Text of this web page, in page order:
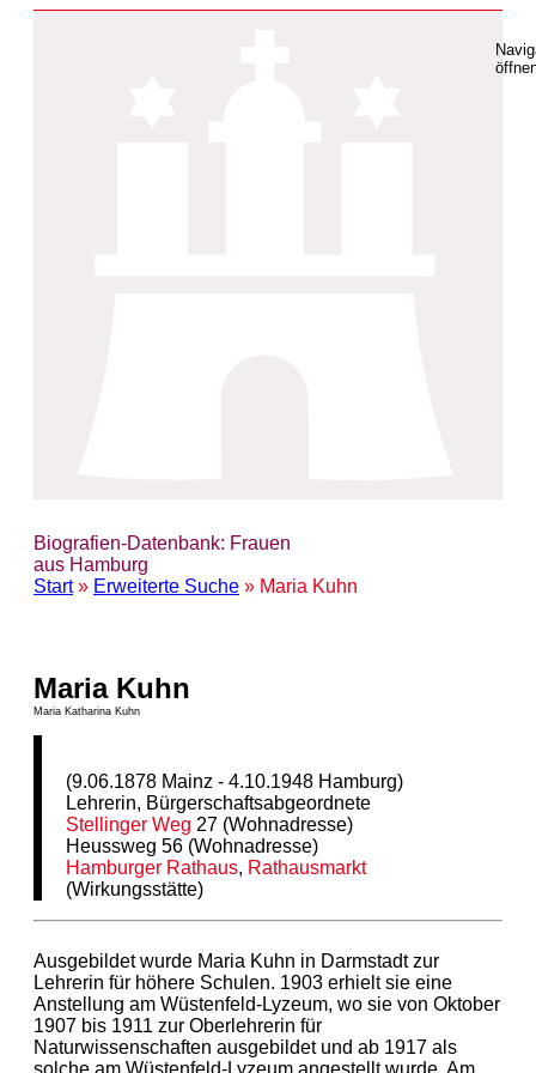
Biografien-Datenbank: Frauen
aus Hamburg
Start» Erweiterte Suche » Maria Kuhn
Maria Kuhn
Maria Katharina Kuhn
(9.06.1878 Mainz - 4.10.1948 Hamburg)
Lehrerin, Bürgerschaftsabgeordnete
Stellinger Weg 27 (Wohnadresse)
Heussweg 56 (Wohnadresse)
Hamburger Rathaus, Rathausmarkt
(Wirkungsstätte)
Ausgebildet wurde Maria Kuhn in Darmstadt zur
Lehrerin für höhere Schulen. 1903 erhielt sie eine
Anstellung am Wüstenfeld-Lyzeum, wo sie von Oktober
1907 bis 1911 zur Oberlehrerin für
Naturwissenschaften ausgebildet und ab 1917 als
solche am Wüstenfeld-Lyzeum angestellt wurde. Am